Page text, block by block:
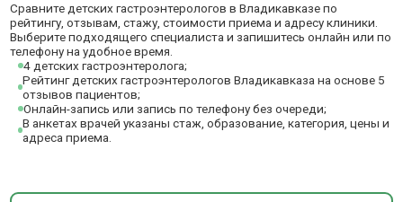
Сравните детских гастроэнтерологов в Владикавказе по
рейтингу, отзывам, стажу, стоимости приема и адресу клиники.
Выберите подходящего специалиста и запишитесь онлайн или по
телефону на удобное время.
4 детских гастроэнтеролога;
Рейтинг детских гастроэнтерологов Владикавказа на основе 5
отзывов пациентов;
Онлайн-запись или запись по телефону без очереди;
В анкетах врачей указаны стаж, образование, категория, цены и
адреса приема.